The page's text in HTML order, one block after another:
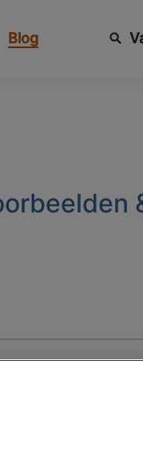
Blog